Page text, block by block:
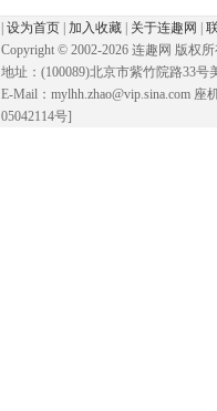
设为首页 加入收藏 关于连趣网
Copyright © 2002-2026 连趣网 版权
地址：(100089)北京市紫竹院路33号
E-Mail：mylhh.zhao@vip.sina.com
05042114号]